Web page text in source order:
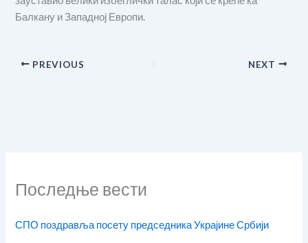
Балкану и Западној Европи.
PREVIOUS NEXT
Последње вести
СПО поздравља посету председника Украјине Србији